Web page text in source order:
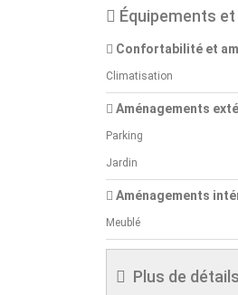
Équipements
Confortabilité et
Climatisation
Aménagements
Parking
Jardin
Aménagements
Meublé
Plus de